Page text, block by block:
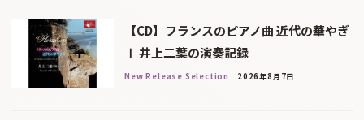
【CD】フランスのピアノ曲 近代の華やぎ
Ⅰ 井上二葉の演奏記録
New Release Selection 2026年8月7日